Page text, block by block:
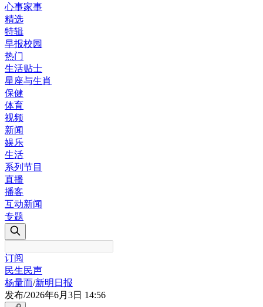
心事家事
精选
特辑
早报校园
热门
生活贴士
星座与生肖
保健
体育
视频
新闻
娱乐
生活
系列节目
直播
播客
互动新闻
专题
订阅
民生民声
杨量而/新明日报
发布/2026年6月3日 14:56